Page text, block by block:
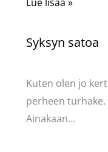
Syksyn satoa
Kuten olen jo
perheen turhake.
Ainakaan…